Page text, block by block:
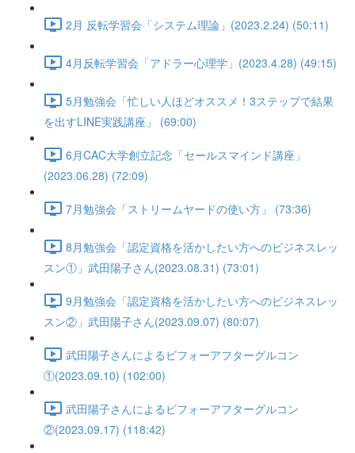
2月 反転学習会「システム理論」(2023.2.24) (50:11)
4月反転学習会「アドラー心理学」(2023.4.28) (49:15)
5月勉強会「忙しい人ほどオススメ！3ステップで結果
を出すLINE実践講座」 (69:00)
6月CAC大学創立記念「セールスマインド講座」
(2023.06.28) (72:09)
7月勉強会「ストリームヤードの使い方」 (73:36)
8月勉強会「認定資格を活かしたい方へのビジネスレッ
スン①」武田陽子さん(2023.08.31) (73:01)
9月勉強会「認定資格を活かしたい方へのビジネスレッ
スン②」武田陽子さん(2023.09.07) (80:07)
武田陽子さんによるビフォーアフターグルコン
①(2023.09.10) (102:00)
武田陽子さんによるビフォーアフターグルコン
②(2023.09.17) (118:42)